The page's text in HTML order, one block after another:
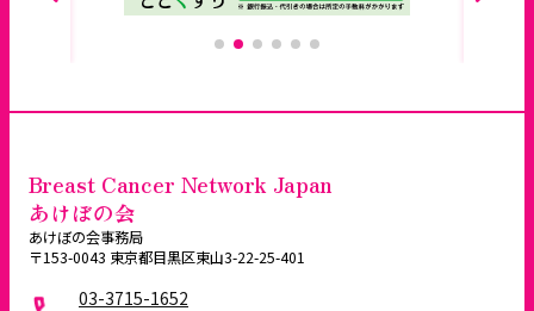
Breast Cancer Network Japan
あけぼの会
あけぼの会事務局
〒153-0043 東京都目黒区東山3-22-25-401
03-3715-1652